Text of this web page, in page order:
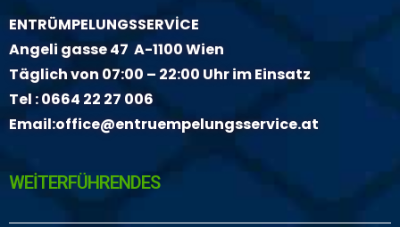
ENTRÜMPELUNGSSERVİCE
Angeli gasse 47 A-1100 Wien
Täglich von 07:00 – 22:00 Uhr im Einsatz
Tel :0664 22 27 006
Email:office@entruempelungsservice.at
WEİTERFÜHRENDES